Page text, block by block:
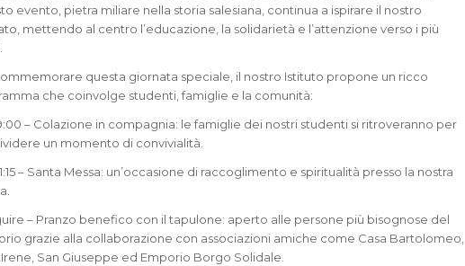
evento, pietra miliare nella storia salesiana, continua a ispirare il nostro
mettendo al centro l’educazione, la solidarietà e l’attenzione verso i più
questa giornata speciale, il nostro Istituto propone un ricco
che coinvolge studenti, famiglie e la comunità:
– Colazione in compagnia: le famiglie dei nostri studenti si ritroveranno per
un momento di convivialità.
– Santa Messa: un’occasione di raccoglimento e spiritualità presso la nostra
– Pranzo benefico con il tapulone: aperto alle persone più bisognose del
grazie alla collaborazione con associazioni amiche come Casa Bartolomeo,
Irene, San Giuseppe ed Emporio Borgo Solidale.